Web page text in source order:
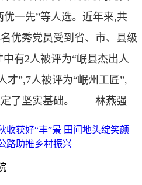
优一先”等人选。近年来,共
优秀党员受到省、市、县级
有2人被评为“岷县杰出人
才”,7人被评为“岷州工匠”,
定了坚实基础。 林燕强
收获好“丰”景 田间地头绽笑颜
路助推乡村振兴